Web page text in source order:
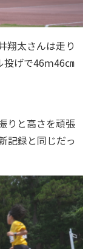
翔太さんは走り
投げで46ｍ46㎝
りと高さを頑張
記録と同じだっ